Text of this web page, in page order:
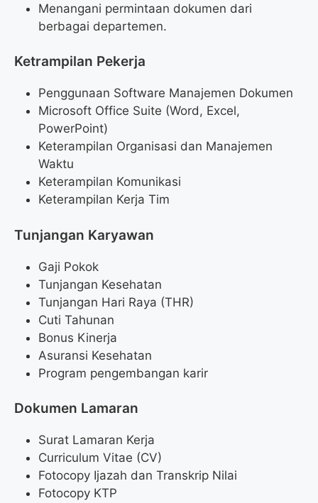
Menangani permintaan dokumen dari
berbagai departemen.
Ketrampilan Pekerja
Penggunaan Software Manajemen Dokumen
Microsoft Office Suite (Word, Excel,
PowerPoint)
Keterampilan Organisasi dan Manajemen
Waktu
Keterampilan Komunikasi
Keterampilan Kerja Tim
Tunjangan Karyawan
Gaji Pokok
Tunjangan Kesehatan
Tunjangan Hari Raya (THR)
Cuti Tahunan
Bonus Kinerja
Asuransi Kesehatan
Program pengembangan karir
Dokumen Lamaran
Surat Lamaran Kerja
Curriculum Vitae (CV)
Fotocopy Ijazah dan Transkrip Nilai
Fotocopy KTP